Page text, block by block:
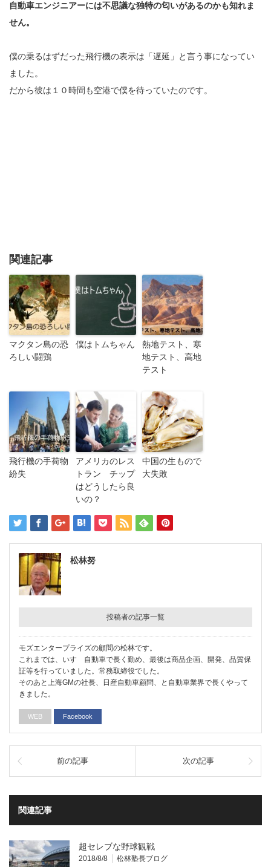
自動車エンジニアーには不思議な独特の匂いがあるのかも知れま
せん。
僕の乗るはずだった飛行機の表示は「遅延」と言う事になってい
ました。
だから彼は１０時間も空港で僕を待っていたのです。
関連記事
マクタン島の恐
ろしい闘鶏
僕はトムちゃん
熱地テスト、寒
地テスト、高地
テスト
飛行機の手荷物
紛失
アメリカのレス
トラン チップ
はどうしたら良
いの？
中国の生もので
大失敗
松林努
投稿者の記事一覧
モズエンタープライズの顧問の松林です。
これまでは、いすゞ自動車で長く勤め、最後は商品企画、開発、品質保
証等を行っていました。常務取締役でした。
そのあと上海GMの社長、日産自動車顧問、と自動車業界で長くやって
きました。
WEB Facebook
前の記事 次の記事
関連記事
超セレブな野球観戦
2018/8/8 松林塾長ブログ